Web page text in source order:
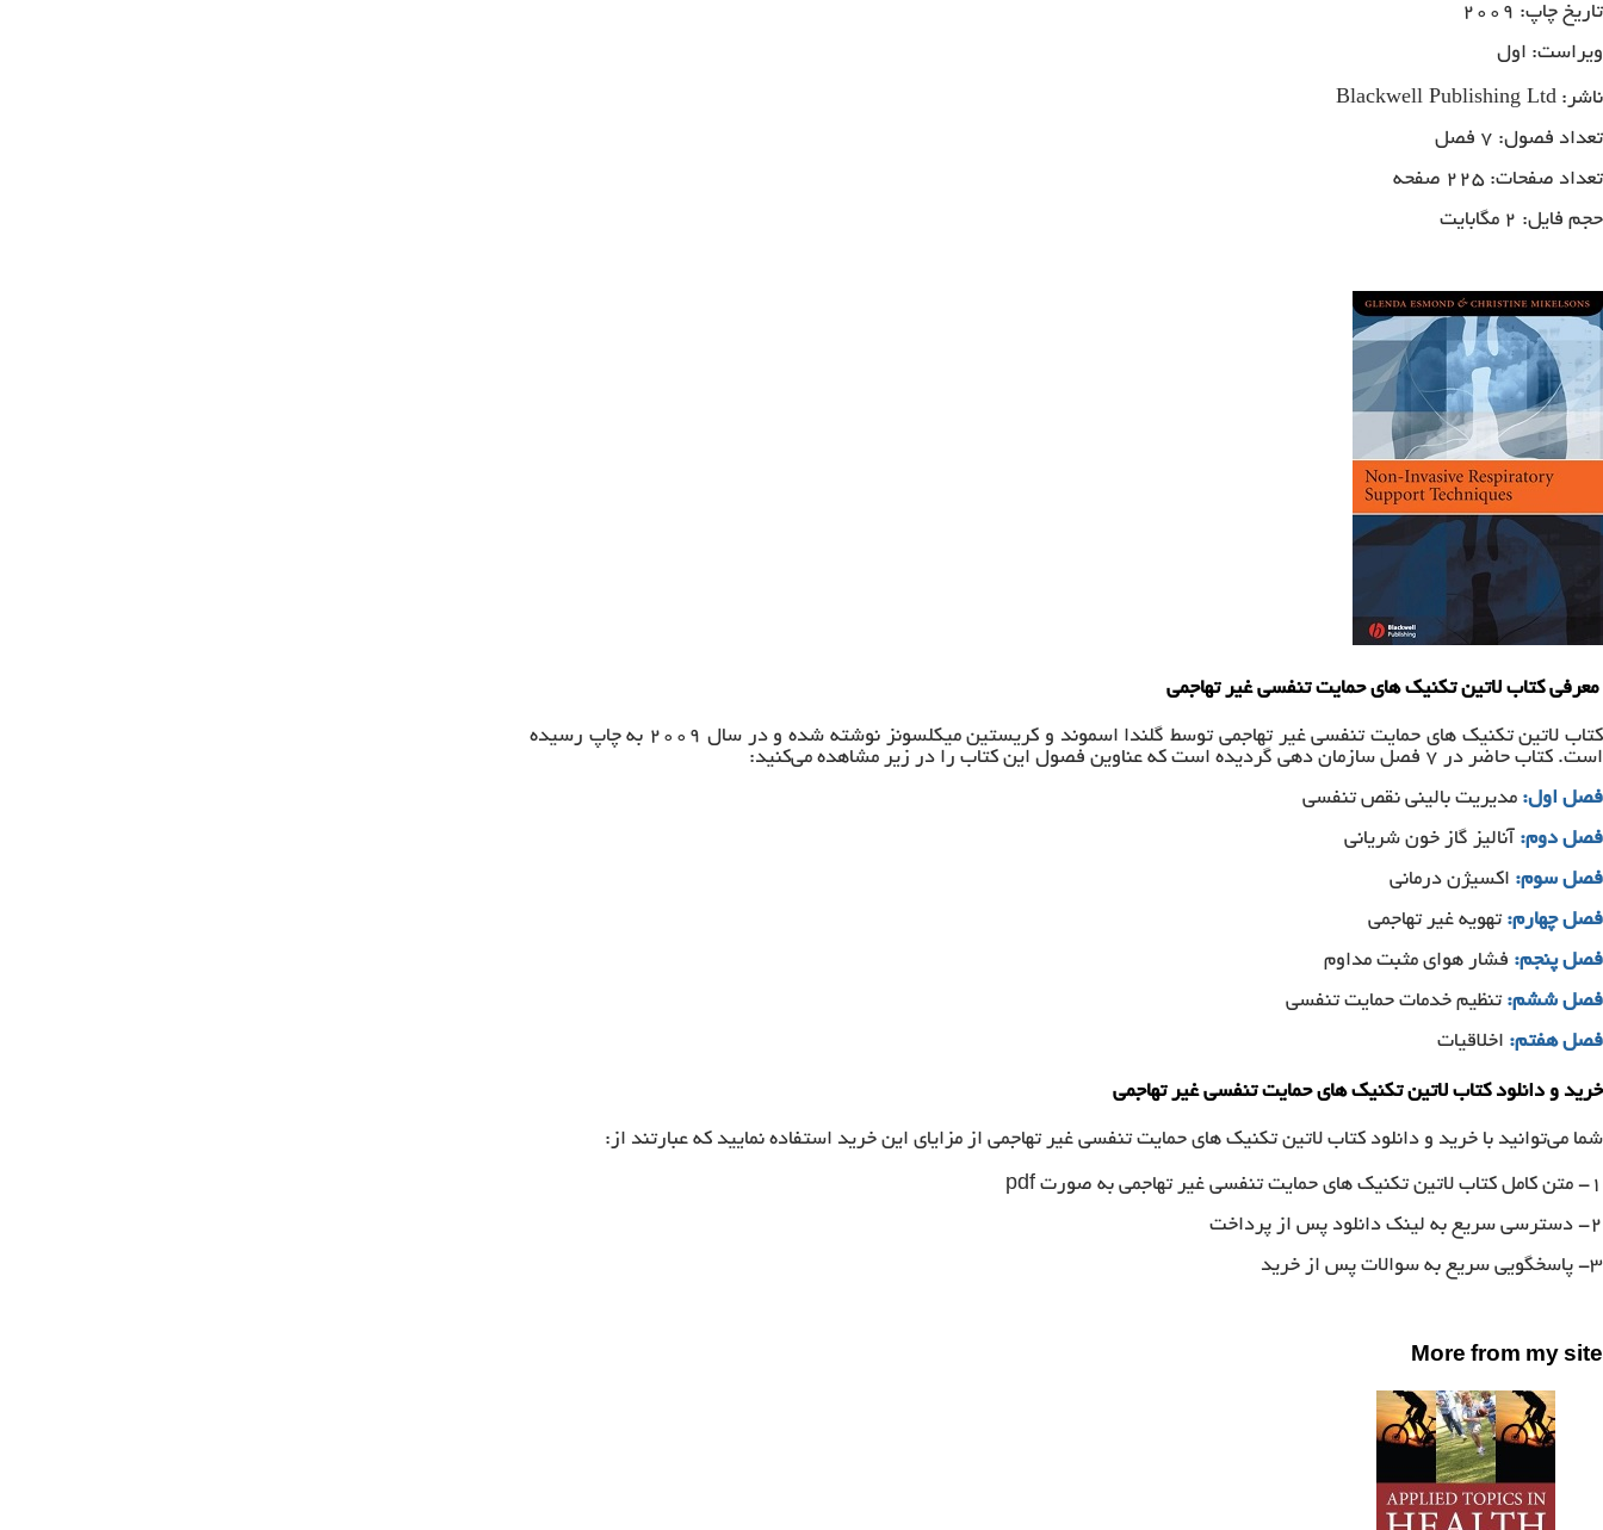
تاریخ چاپ: ۲۰۰۹
ویراست: اول
ناشر: Blackwell Publishing Ltd
تعداد فصول: ۷ فصل
تعداد صفحات: ۲۲۵ صفحه
حجم فایل: ۲ مگابایت
معرفی کتاب لاتین تکنیک های حمایت تنفسی غیر تهاجمی
کتاب لاتین تکنیک های حمایت تنفسی غیر تهاجمی توسط گلندا اسموند و کریستین میکلسونز نوشته شده و در سال ۲۰۰۹ به چاپ رسیده
است. کتاب حاضر در ۷ فصل سازمان دهی گردیده است که عناوین فصول این کتاب را در زیر مشاهده می‌کنید:
فصل اول: مدیریت بالینی نقص تنفسی
فصل دوم: آنالیز گاز خون شریانی
فصل سوم: اکسیژن درمانی
فصل چهارم: تهویه غیر تهاجمی
فصل پنجم: فشار هوای مثبت مداوم
فصل ششم: تنظیم خدمات حمایت تنفسی
فصل هفتم: اخلاقیات
خرید و دانلود کتاب لاتین تکنیک های حمایت تنفسی غیر تهاجمی
شما می‌توانید با خرید و دانلود کتاب لاتین تکنیک های حمایت تنفسی غیر تهاجمی از مزایای این خرید استفاده نمایید که عبارتند از:
۱- متن کامل کتاب لاتین تکنیک های حمایت تنفسی غیر تهاجمی به صورت pdf
۲- دسترسی سریع به لینک دانلود پس از پرداخت
۳- پاسخگویی سریع به سوالات پس از خرید
More from my site